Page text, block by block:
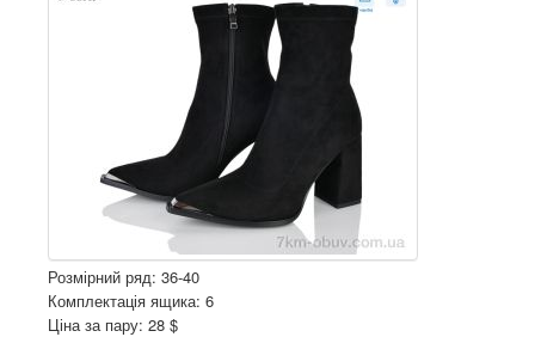
Розмірний ряд: 36-40
Комплектація ящика: 6
Ціна за пару: 28 $